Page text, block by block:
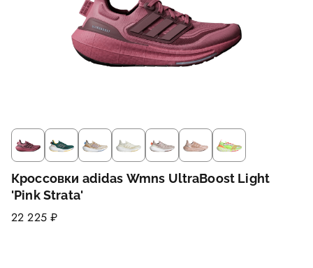
Кроссовки adidas Wmns UltraBoost Light
'Pink Strata'
22 225 ₽